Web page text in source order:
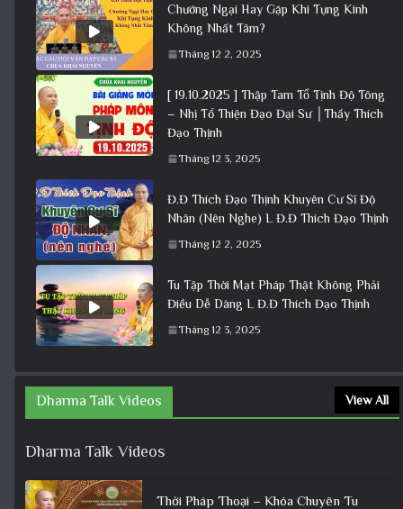
Chướng Ngại Hay Gặp Khi Tụng Kinh
Không Nhất Tâm?
Tháng 12 2, 2025
[ 19.10.2025 ] Thập Tam Tổ Tịnh Độ Tông
– Nhị Tổ Thiện Đạo Đại Sư │Thầy Thích
Đạo Thịnh
Tháng 12 3, 2025
Đ.Đ Thích Đạo Thịnh Khuyên Cư Sĩ Độ
Nhân (Nên Nghe) L Đ.Đ Thích Đạo Thịnh
Tháng 12 2, 2025
Tu Tập Thời Mạt Pháp Thật Không Phải
Điều Dễ Dàng L Đ.Đ Thích Đạo Thịnh
Tháng 12 3, 2025
Dharma Talk Videos View All
Dharma Talk Videos
Thời Pháp Thoại – Khóa Chuyên Tu